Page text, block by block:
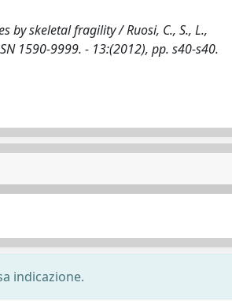
skeletal fragility / Ruosi, C., S., L.,
1590-9999. - 13:(2012), pp. s40-s40.
indicazione.